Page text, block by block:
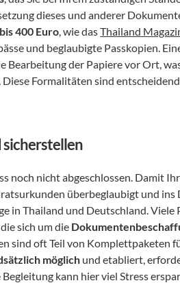
dieses und anderer
400 Euro, wie das Thailand
und beglaubigte Passkopien.
Formalitäten sind
sicherstellen
noch nicht abgeschlossen. Damit
überbeglaubigt und ins
in Thailand und Deutschland. Viele
sich um die
möglich und etabliert,
kann hier viel Stress